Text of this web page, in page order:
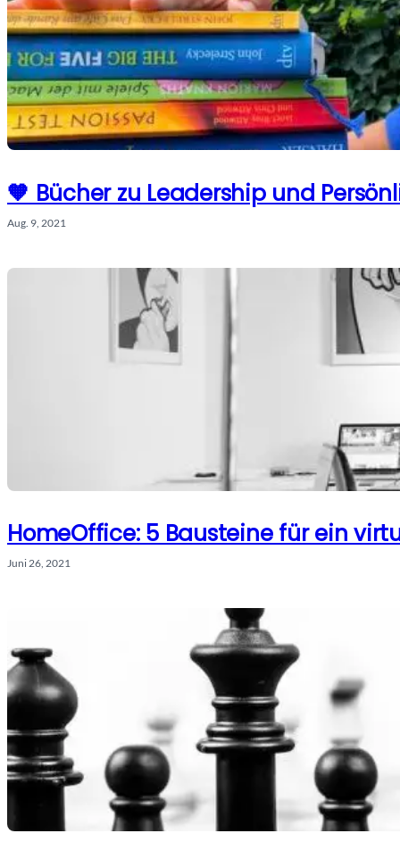
🧡 Bücher zu Leadership und
Aug. 9, 2021
HomeOffice: 5 Bausteine für ein
Juni 26, 2021